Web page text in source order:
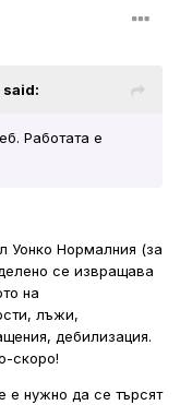
said:
Работата е
Уонко Нормалния (за
се извращава
на
лъжи,
дебилизация.
скоро!
е нужно да се търсят